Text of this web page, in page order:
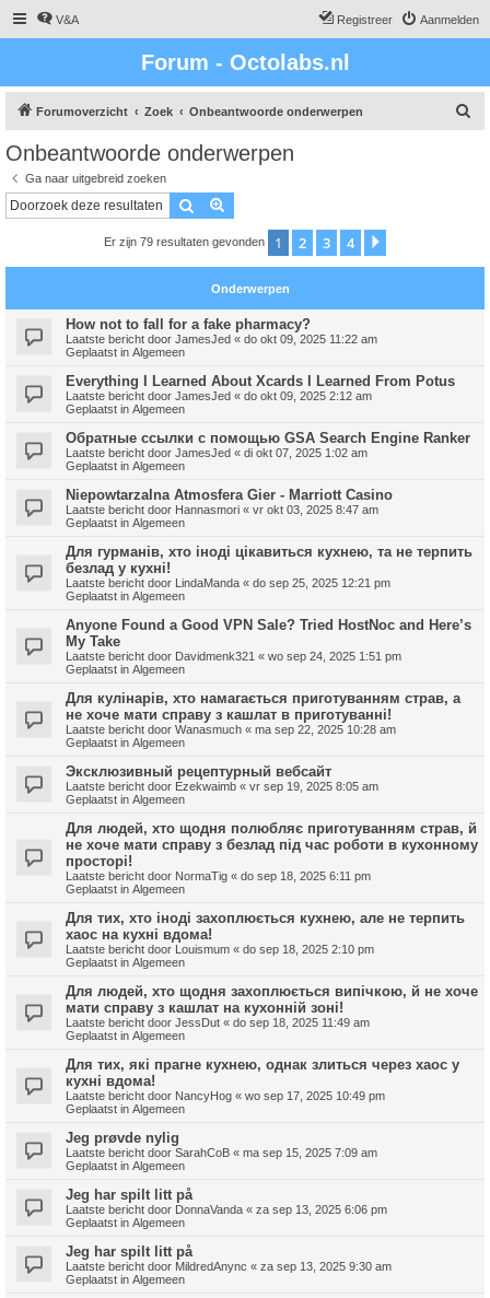
V&A Aanmelden
Registreer
Forum - Octolabs.nl
Forumoverzicht Zoek Onbeantwoorde onderwerpen
Onbeantwoorde onderwerpen
Ga naar uitgebreid zoeken
Zoek
Er zijn 79 resultaten gevonden 1 2 3 4
Onderwerpen
How not to fall for a fake pharmacy?
Laatste bericht door JamesJed « do okt 09, 2025 11:22 am
Geplaatst in Algemeen
Everything I Learned About Xcards I Learned From Potus
Laatste bericht door JamesJed « do okt 09, 2025 2:12 am
Geplaatst in Algemeen
Обратные ссылки с помощью GSA Search Engine Ranker
Laatste bericht door JamesJed « di okt 07, 2025 1:02 am
Geplaatst in Algemeen
Niepowtarzalna Atmosfera Gier - Marriott Casino
Laatste bericht door Hannasmori « vr okt 03, 2025 8:47 am
Geplaatst in Algemeen
Для гурманів, хто іноді цікавиться кухнею, та не терпить
безлад у кухні!
Laatste bericht door LindaManda « do sep 25, 2025 12:21 pm
Geplaatst in Algemeen
Anyone Found a Good VPN Sale? Tried HostNoc and Here’s
My Take
Laatste bericht door Davidmenk321 « wo sep 24, 2025 1:51 pm
Geplaatst in Algemeen
Для кулінарів, хто намагається приготуванням страв, а
не хоче мати справу з кашлат в приготуванні!
Laatste bericht door Wanasmuch « ma sep 22, 2025 10:28 am
Geplaatst in Algemeen
Эксклюзивный рецептурный вебсайт
Laatste bericht door Ezekwaimb « vr sep 19, 2025 8:05 am
Geplaatst in Algemeen
Для людей, хто щодня полюбляє приготуванням страв, й
не хоче мати справу з безлад під час роботи в кухонному
просторі!
Laatste bericht door NormaTig « do sep 18, 2025 6:11 pm
Geplaatst in Algemeen
Для тих, хто іноді захоплюється кухнею, але не терпить
хаос на кухні вдома!
Laatste bericht door Louismum « do sep 18, 2025 2:10 pm
Geplaatst in Algemeen
Для людей, хто щодня захоплюється випічкою, й не хоче
мати справу з кашлат на кухонній зоні!
Laatste bericht door JessDut « do sep 18, 2025 11:49 am
Geplaatst in Algemeen
Для тих, які прагне кухнею, однак злиться через хаос у
кухні вдома!
Laatste bericht door NancyHog « wo sep 17, 2025 10:49 pm
Geplaatst in Algemeen
Jeg prøvde nylig
Laatste bericht door SarahCoB « ma sep 15, 2025 7:09 am
Geplaatst in Algemeen
Jeg har spilt litt på
Laatste bericht door DonnaVanda « za sep 13, 2025 6:06 pm
Geplaatst in Algemeen
Jeg har spilt litt på
Laatste bericht door MildredAnync « za sep 13, 2025 9:30 am
Geplaatst in Algemeen